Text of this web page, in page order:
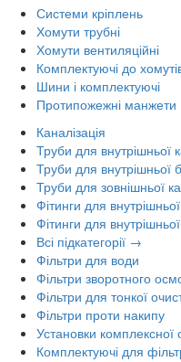
Системи кріплень
Хомути трубні
Хомути вентиляційні
Комплектуючі до
Шини і комплектуючі
Протипожежні манжети
Каналізація
Труби для внутрішньої
Труби для внутрішньої
Труби для зовнішньої
Фітинги для внутрішньої
Фітинги для
Всі підкатегорії →
Фільтри для води
Фільтри зворотного
Фільтри для тонкої
Фільтри проти накипу
Установки комплексної
Комплектуючі для